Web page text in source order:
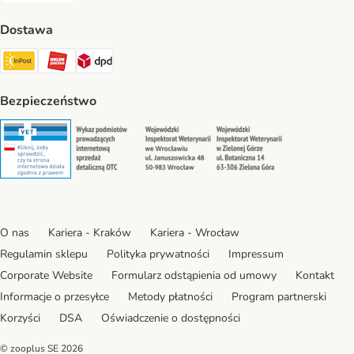
Dostawa
Paczkomat® Shipping Method
ORLEN Paczka Shipping Method
DPD Shipping Method
Bezpieczeństwo
Security Security Security
O nas Kariera - Kraków
Kariera - Wrocław
Regulamin sklepu
Polityka prywatności
Impressum
Corporate Website
Formularz odstąpienia od umowy
Kontakt
Informacje o przesyłce
Metody płatności
Program partnerski
Korzyści
DSA Oświadczenie o dostępności
© zooplus SE 2026